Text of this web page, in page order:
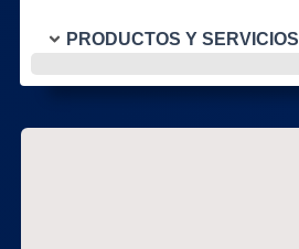
PRODUCTOS Y SERVICIOS